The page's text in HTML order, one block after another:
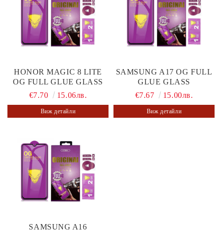
HONOR MAGIC 8 LITE
OG FULL GLUE GLASS
€7.70
15.06лв.
Виж детайли
SAMSUNG A17 OG FULL
GLUE GLASS
€7.67
15.00лв.
Виж детайли
SAMSUNG A16